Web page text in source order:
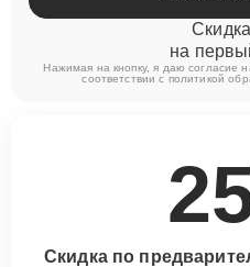
на
Нажимая на кнопку, я даю согласие
соответствии с политикой
Скидка по